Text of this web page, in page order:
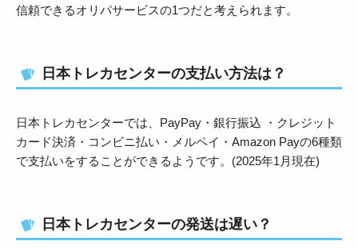
信頼できるオリパサービスの1つだと考えられます。
日本トレカセンターの支払い方法は？
日本トレカセンターでは、PayPay・銀行振込 ・クレジット
カード決済・コンビニ払い・メルペイ・Amazon Payの6種類
で支払いをすることができるようです。(2025年1月現在)
日本トレカセンターの発送は遅い？